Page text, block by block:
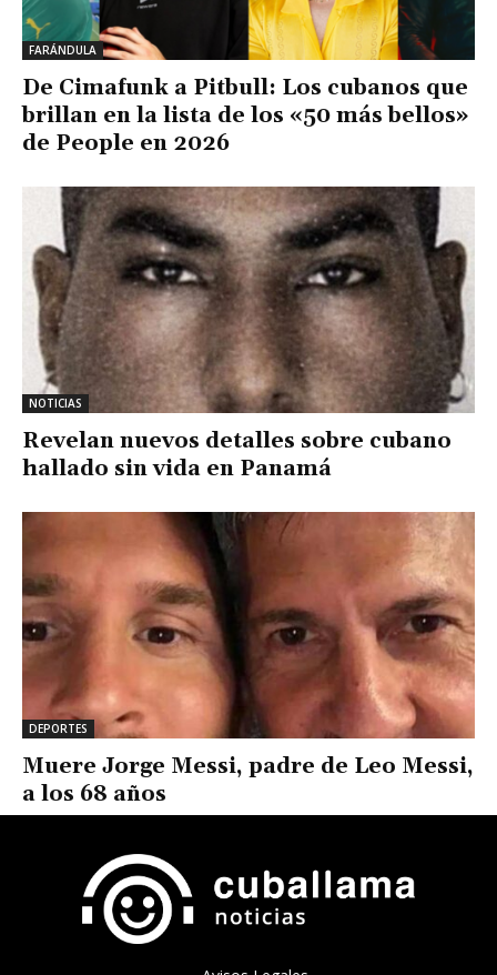
FARÁNDULA
De Cimafunk a Pitbull: Los cubanos que
brillan en la lista de los «50 más bellos»
de People en 2026
NOTICIAS
Revelan nuevos detalles sobre cubano
hallado sin vida en Panamá
DEPORTES
Muere Jorge Messi, padre de Leo Messi,
a los 68 años